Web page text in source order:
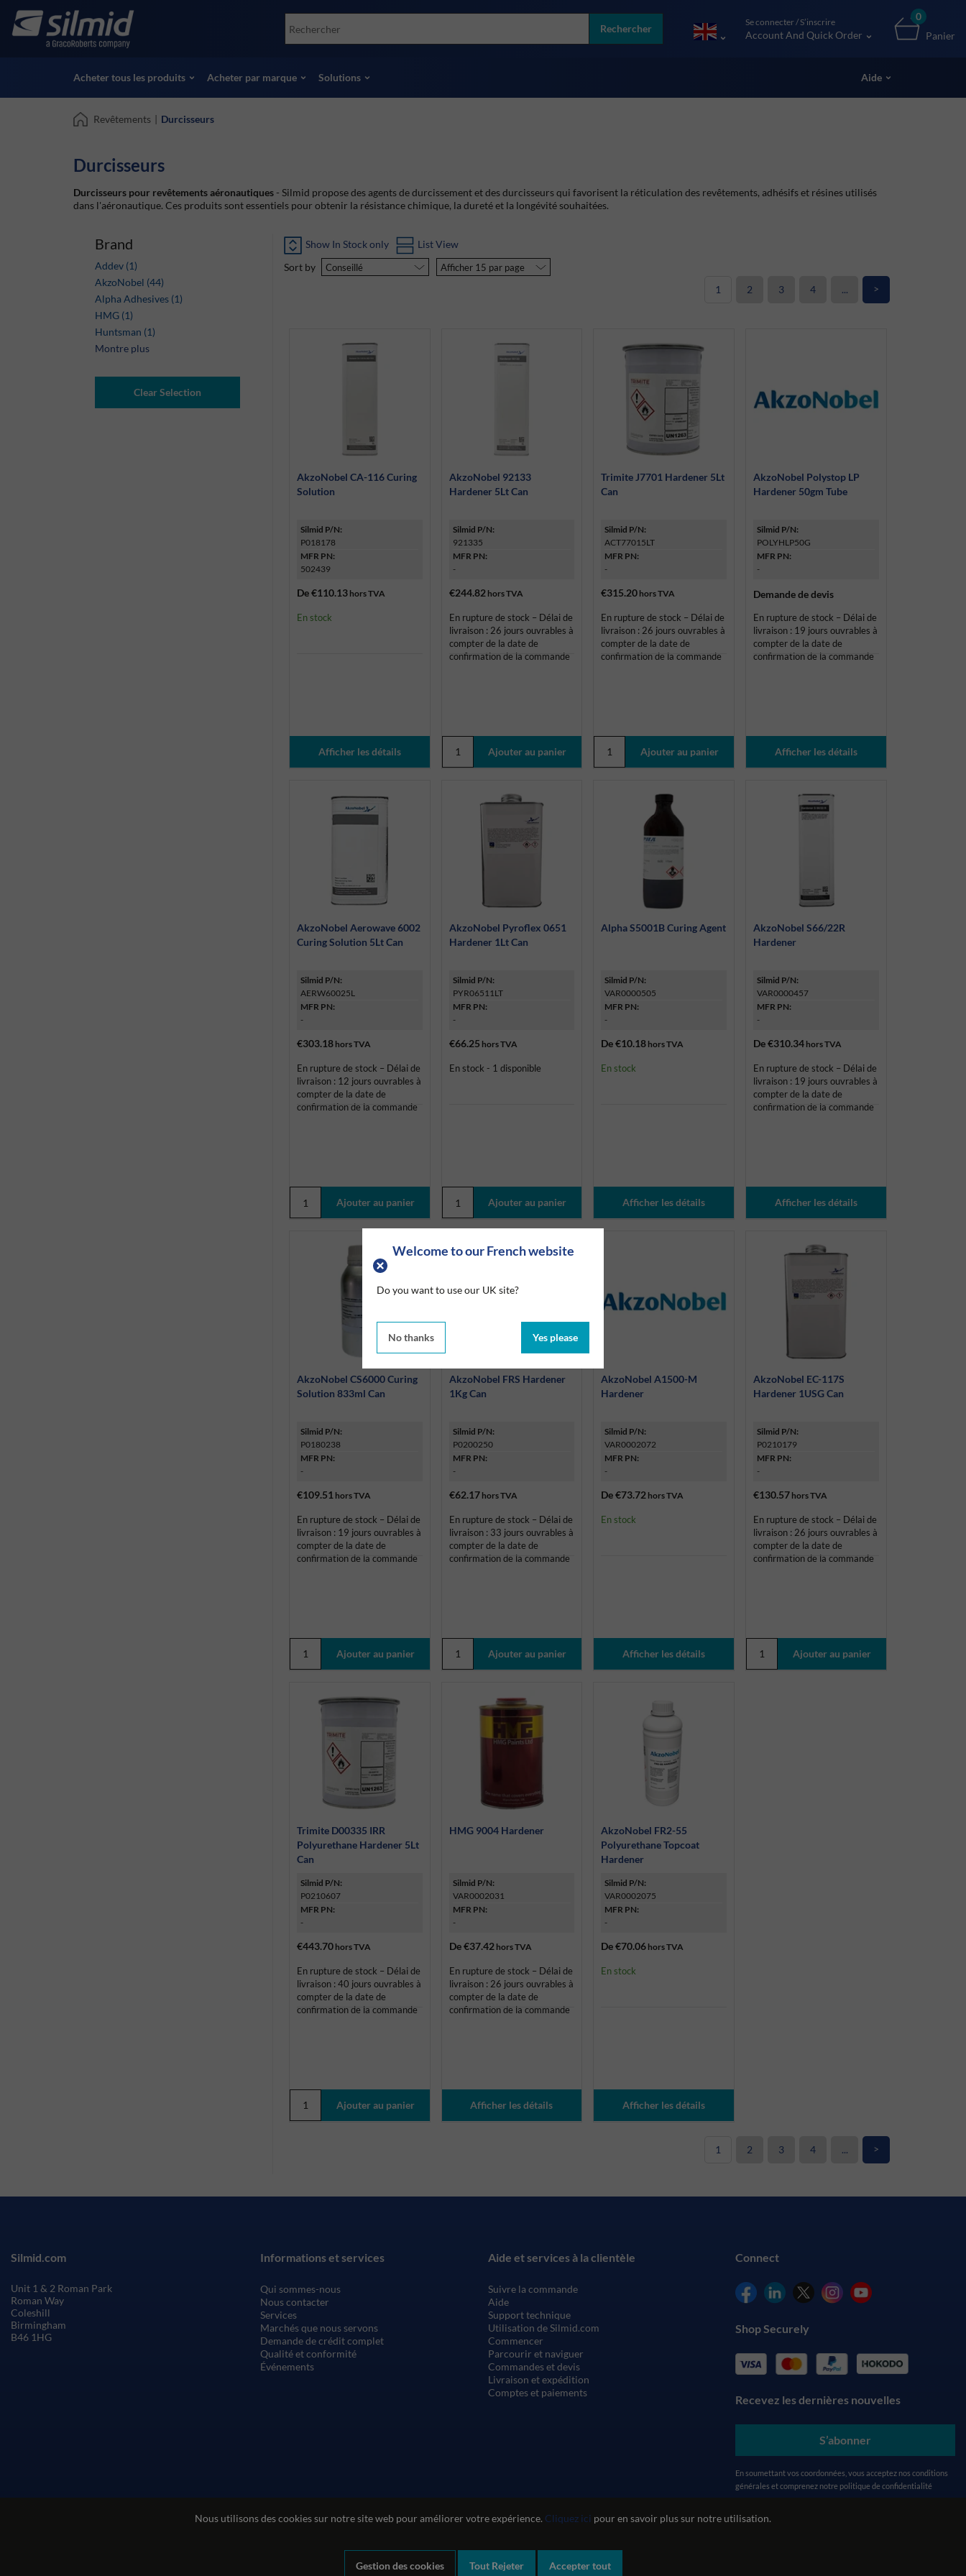
Welcome to our French website
Do you want to use our UK site?
No thanks Yes please
Nous utilisons des cookies sur notre site web pour améliorer votre expérience. Cliquez ici pour en savoir plus sur notre utilisation.
Gestion des cookies Tout Rejeter Accepter tout
main
Accessories
Essais non destructifs (NDT)
Voir tous les produits
Socomore
Skydrol
Rechercher
Se connecter / S’inscrire
Account And Quick Order
0
Panier
Acheter tous les produits Acheter par marque Solutions Aide
Revêtements | Durcisseurs
Durcisseurs
Durcisseurs pour revêtements aéronautiques - Silmid propose des agents de durcissement et des durcisseurs qui favorisent la réticulation des revêtements, adhésifs et résines utilisés
dans l'aéronautique. Ces produits sont essentiels pour obtenir la résistance chimique, la dureté et la longévité souhaitées.
Brand
Addev (1)
AkzoNobel (44)
Alpha Adhesives (1)
HMG (1)
Huntsman (1)
Montre plus
Clear Selection
Show In Stock only
List View
Sort by
1
2 3 4 ... >
AkzoNobel CA-116 Curing
Solution
Silmid P/N:
P018178
MFR PN:
502439
De€110.13 hors TVA
En stock
Afficher les détails
AkzoNobel 92133
Hardener 5Lt Can
Silmid P/N:
921335
MFR PN:
-
€244.82 hors TVA
En rupture de stock – Délai de
livraison : 26 jours ouvrables à
compter de la date de
confirmation de la commande
Trimite J7701 Hardener 5Lt
Can
Silmid P/N:
ACT77015LT
MFR PN:
-
€315.20 hors TVA
En rupture de stock – Délai de
livraison : 26 jours ouvrables à
compter de la date de
confirmation de la commande
AkzoNobel Polystop LP
Hardener 50gm Tube
Silmid P/N:
POLYHLP50G
MFR PN:
-
Demande de devis
En rupture de stock – Délai de
livraison : 19 jours ouvrables à
compter de la date de
confirmation de la commande
Afficher les détails
AkzoNobel Aerowave 6002
Curing Solution 5Lt Can
Silmid P/N:
AERW60025L
MFR PN:
-
€303.18 hors TVA
En rupture de stock – Délai de
livraison : 12 jours ouvrables à
compter de la date de
confirmation de la commande
AkzoNobel Pyroflex 0651
Hardener 1Lt Can
Silmid P/N:
PYR06511LT
MFR PN:
-
€66.25 hors TVA
En stock - 1 disponible
Alpha S5001B Curing Agent
Silmid P/N:
VAR0000505
MFR PN:
-
De€10.18 hors TVA
En stock
Afficher les détails
AkzoNobel S66/22R
Hardener
Silmid P/N:
VAR0000457
MFR PN:
-
De€310.34hors TVA
En rupture de stock – Délai de
livraison : 19 jours ouvrables à
compter de la date de
confirmation de la commande
Afficher les détails
AkzoNobel CS6000 Curing
Solution 833ml Can
Silmid P/N:
P0180238
MFR PN:
-
€109.51 hors TVA
En rupture de stock – Délai de
livraison : 19 jours ouvrables à
compter de la date de
confirmation de la commande
AkzoNobel FRS Hardener
1Kg Can
Silmid P/N:
P0200250
MFR PN:
-
€62.17hors TVA
En rupture de stock – Délai de
livraison : 33 jours ouvrables à
compter de la date de
confirmation de la commande
AkzoNobel A1500-M
Hardener
Silmid P/N:
VAR0002072
MFR PN:
-
De€73.72 hors TVA
En stock
Afficher les détails
AkzoNobel EC-117S
Hardener 1USG Can
Silmid P/N:
P0210179
MFR PN:
-
€130.57hors TVA
En rupture de stock – Délai de
livraison : 26 jours ouvrables à
compter de la date de
confirmation de la commande
Trimite D00335 IRR
Polyurethane Hardener 5Lt
Can
Silmid P/N:
P0210607
MFR PN:
-
€443.70 hors TVA
En rupture de stock – Délai de
livraison : 40 jours ouvrables à
compter de la date de
confirmation de la commande
HMG 9004 Hardener
Silmid P/N:
VAR0002031
MFR PN:
-
De€37.42 hors TVA
En rupture de stock – Délai de
livraison : 26 jours ouvrables à
compter de la date de
confirmation de la commande
Afficher les détails
AkzoNobel FR2-55
Polyurethane Topcoat
Hardener
Silmid P/N:
VAR0002075
MFR PN:
-
De€70.06 hors TVA
En stock
Afficher les détails
1 2 3 4 ... >
Informations et services
Qui sommes-nous
Nous contacter
Services
Marchés que nous servons
Demande de crédit complet
Qualité et conformité
Événements
Aide et services à la clientèle
Suivre la commande
Aide
Support technique
Utilisation de Silmid.com
Commencer
Parcourir et naviguer
Commandes et devis
Livraison et expédition
Comptes et paiements
Connect
Shop Securely
Recevez les dernières nouvelles
S’abonner
En soumettant vos coordonnées, vous acceptez nos conditions
générales et comprenez notre politique de confidentialité
Silmid.com
Unit 1 & 2 Roman Park
Roman Way
Coleshill
Birmingham
B46 1HG
Déclaration sur l'esclavage moderne
© Sil-Mid 2026 Company registration number: 1460851. VAT number: GB 338 0755 48